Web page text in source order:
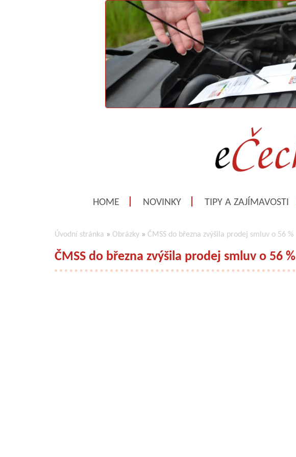
HOME NOVINKY TIPY A ZAJÍMAVOSTI
Úvodní stránka » Obrázky » ČMSS do března zvýšila prodej smluv o 56 %
ČMSS do března zvýšila prodej smluv o 56 %